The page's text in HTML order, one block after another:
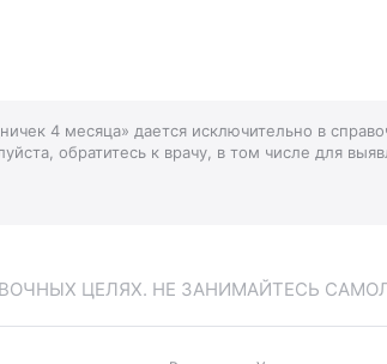
4 месяца» дается исключительно в
обратитесь к врачу, в том числе для
ЦЕЛЯХ. НЕ ЗАНИМАЙТЕСЬ